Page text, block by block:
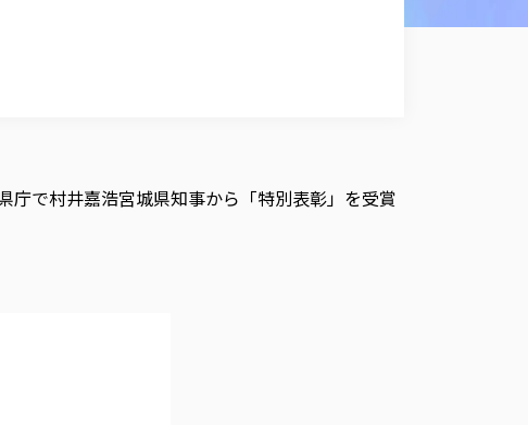
で村井嘉浩宮城県知事から「特別表彰」を受賞